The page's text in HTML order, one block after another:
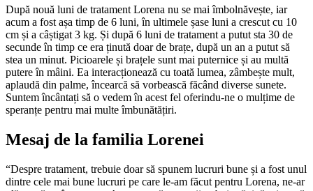
După nouă luni de tratament Lorena nu se mai îmbolnăvește, iar
acum a fost așa timp de 6 luni, în ultimele șase luni a crescut cu 10
cm și a câștigat 3 kg. Și după 6 luni de tratament a putut sta 30 de
secunde în timp ce era ținută doar de brațe, după un an a putut să
stea un minut. Picioarele și brațele sunt mai puternice și au multă
putere în mâini. Ea interacționează cu toată lumea, zâmbește mult,
aplaudă din palme, încearcă să vorbească făcând diverse sunete.
Suntem încântați să o vedem în acest fel oferindu-ne o mulțime de
speranțe pentru mai multe îmbunătățiri.
Mesaj de la familia Lorenei
“Despre tratament, trebuie doar să spunem lucruri bune și a fost unul
dintre cele mai bune lucruri pe care le-am făcut pentru Lorena, ne-ar